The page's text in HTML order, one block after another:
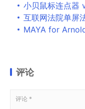
小贝鼠标连点器
互联网法院单屏法官端下
MAYA for Arnold 5汉化版
评论